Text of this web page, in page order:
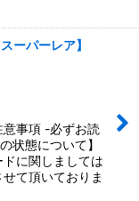
ーパーレア】
意事項 -必ずお読
状態について】
に関しましては
て頂いておりま